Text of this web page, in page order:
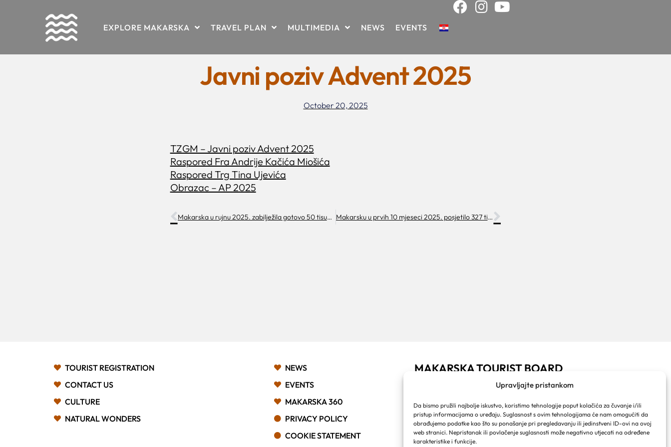
Upravljajte pristankom
Da bismo pružili najbolje iskustvo, koristimo tehnologije poput kolačića za čuvanje i/ili
pristup informacijama o uređaju. Suglasnost s ovim tehnologijama će nam omogućiti da
obrađujemo podatke kao što su ponašanje pri pregledavanju ili jedinstveni ID-ovi na ovoj
web stranici. Nepristanak ili povlačenje suglasnosti može negativno utjecati na određene
karakteristike i funkcije.
EXPLORE MAKARSKA TRAVEL PLAN MULTIMEDIA NEWS EVENTS
Javni poziv Advent 2025
October 20, 2025
TZGM – Javni poziv Advent 2025
Raspored Fra Andrije Kačića Miošića
Raspored Trg Tina Ujevića
Obrazac – AP 2025
Makarska u rujnu 2025. zabilježila gotovo 50 tisuća turista i rast turističkog prometa Makarsku u prvih 10 mjeseci 2025. posjetilo 327 tisuća turista, više nego cijele 2024.
TOURIST REGISTRATION
CONTACT US
CULTURE
NATURAL WONDERS
NEWS
EVENTS
MAKARSKA 360
PRIVACY POLICY
COOKIE STATEMENT
MAKARSKA TOURIST BOARD
21 300 Makarska
Email: info@makarska-info.hr
Phone: +385 21 612 002/+385 21 650 076